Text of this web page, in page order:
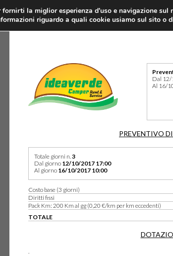
Dal
Al 16/
PREVENTIVO
Totale giorni n.3
Dal giorno 12/10/2017 17:00
Al giorno 16/10/2017 10:00
Costo base (3 giorni)
Diritti fissi
Pack Km: 200 Km al gg (0,20 €/km per km eccedenti)
TOTALE
.
fornirti la miglior esperienza d'uso e navigazione sul
riguardo a quali cookie usiamo sul sito o